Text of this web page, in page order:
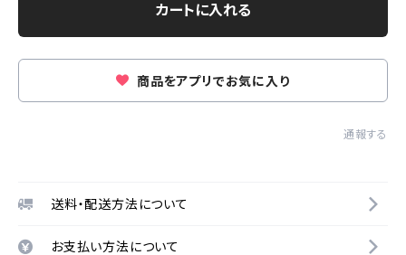
カートに入れる
商品をアプリでお気に入り
通報する
送料・配送方法について
お支払い方法について